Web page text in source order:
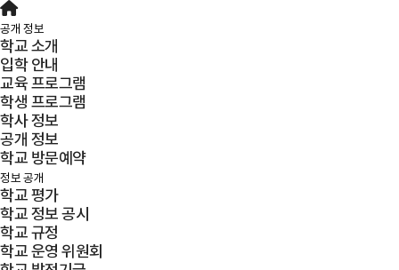
공개 정보
학교 소개
입학 안내
교육 프로그램
학생 프로그램
학사 정보
공개 정보
학교 방문예약
정보 공개
학교 평가
학교 정보 공시
학교 규정
학교 운영 위원회